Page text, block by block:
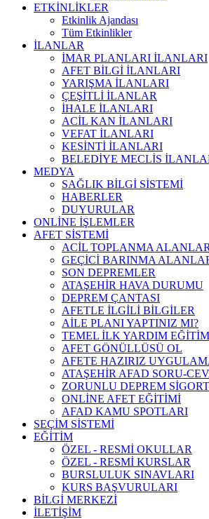
ETKİNLİKLER
Etkinlik Ajandası
Tüm Etkinlikler
İLANLAR
İMAR PLANLARI İLANLARI
AFET BİLGİ İLANLARI
YARIŞMA İLANLARI
ÇEŞİTLİ İLANLAR
İHALE İLANLARI
ACİL KAN İLANLARI
VEFAT İLANLARI
KESİNTİ İLANLARI
BELEDİYE MECLİS
MEDYA
SAĞLIK BİLGİ SİSTEMİ
HABERLER
DUYURULAR
ONLİNE İŞLEMLER
AFET SİSTEMİ
ACİL TOPLANMA
GEÇİCİ BARINMA
SON DEPREMLER
ATAŞEHİR HAVA DURUMU
DEPREM ÇANTASI
AFETLE İLGİLİ BİLGİLER
AİLE PLANI YAPTINIZ MI?
TEMEL İLK YARDIM
AFET GÖNÜLLÜSÜ OL
AFETE HAZIRIZ
ATAŞEHİR AFAD SORU-
ZORUNLU DEPREM
ONLİNE AFET EĞİTİMİ
AFAD KAMU SPOTLARI
SEÇİM SİSTEMİ
EĞİTİM
ÖZEL - RESMİ OKULLAR
ÖZEL - RESMİ KURSLAR
BURSLULUK SINAVLARI
KURS BAŞVURULARI
BİLGİ MERKEZİ
İLETİŞİM